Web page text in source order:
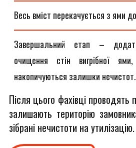
Весь вміст перекачується з ями
Завершальний етап –
очищення стін вигрібної
накопичуються залишки нечистот.
Після цього фахівці проводять
залишають територію
зібрані нечистоти на утилізацію.